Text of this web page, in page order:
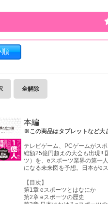
順
全解除
本編
※この商品はタブレットなど大
テレビゲーム、PCゲームがス
総額25億円超えの大会も出現!!
ツ）を、eスポーツ業界の第一
になる未来図を予想。日本がe
【目次】
第1章 eスポーツとはなにか
第2章 eスポーツの歴史